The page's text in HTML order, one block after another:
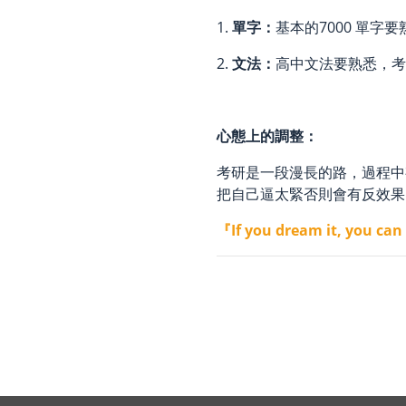
1. 單字： 基本的7000 單字要
2. 文法： 高中文法要熟悉，
心態上的調整：
考研是一段漫長的路，過程
把自己逼太緊否則會有反效
『If you dream it, you